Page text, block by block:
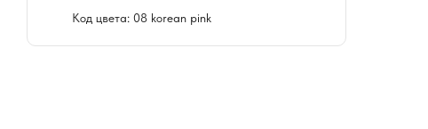
Код цвета: 08 korean pink